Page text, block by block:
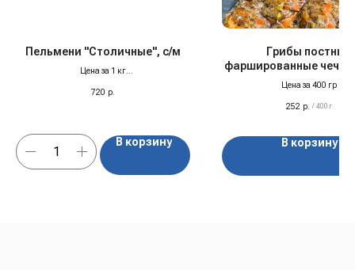
Пельмени "Столичные", с/м
Цена за 1 кг
, тщательно отобранная
720 р.
В корзину
Грибы постные
фаршированные
м
Цена за 400 гр
252 р. / 400 г
В корзину